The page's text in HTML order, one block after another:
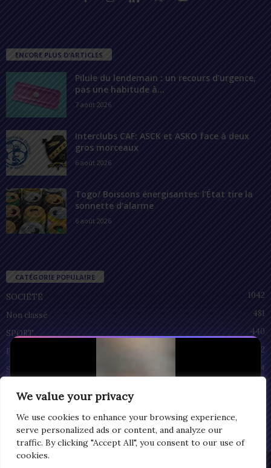
We value your privacy
We use cookies to enhance your browsing experience,
serve personalized ads or content, and analyze our
traffic. By clicking "Accept All", you consent to our use of
cookies.
ENCORE PLUS D'ARTICLES
Pilule du lendemain : un recours d’urgence,
pas une habitude à...
7 août 2026
Interclubs CAF: ASCK et ASKO face à deux
gros morceaux
6 août 2026
Togo/ Boissons énergisantes: l’État tire la
sonnette d’alarme
6 août 2026
CATÉGORIE POPULAIRE
SOCIÉTÉ
1042
Non classé
481
SPORT
440
POLITIQUE
212
SANTÉ
94